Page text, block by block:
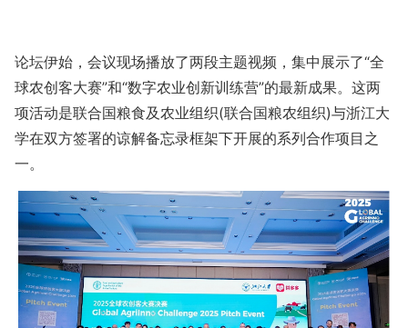
论坛伊始，会议现场播放了两段主题视频，集中展示了“全
球农创客大赛”和“数字农业创新训练营”的最新成果。这两
项活动是联合国粮食及农业组织(联合国粮农组织)与浙江大
学在双方签署的谅解备忘录框架下开展的系列合作项目之
一。